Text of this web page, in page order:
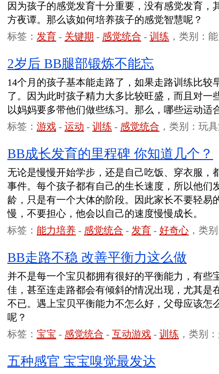
因为孩子的感觉发育十分重要，没有感觉发育，
方夜谭。那么该如何培养孩子的感觉智慧呢？
标签： 发育 - 关键期 - 感觉统合 - 训练 ，类别：
2岁后 BB腿部锻炼不能忘
14个月的孩子基本能走路了，如果走路训练比较
了。因为此时孩子精力大多比较旺盛，而且对一
以妈妈要多带他们做些练习。那么，哪些运动适
标签： 游戏 - 运动 - 训练 - 感觉统合 ，类别：玩
BB成长发育的里程碑 你知道几个？
无论是慢慢开始学步，还是自己吃饭、穿衣服，
事件。每个孩子都有自己的生长速度，所以他们
龄，只是有一个大体的阶段。因此家长不要轻易
慢，不要担心，他会以自己的速度慢慢成长。
标签： 能力培养 - 感觉统合 - 发育 - 好奇心 ，类
BB走路不稳 改善平衡力这么做
并不是每一个宝贝都拥有很好的平衡能力，有些
佳，甚至连走路都会有倾斜的情况出现，尤其是
不已。遇上宝贝平衡能力不怎么好，父母应该怎
呢？
标签： 宝宝 - 感觉统合 - 互动游戏 - 训练 ，类别
五种感官 宝宝嗅觉最发达